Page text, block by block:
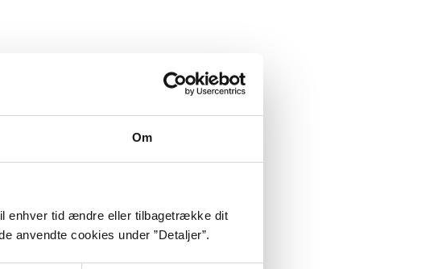
Om
enhver tid ændre eller tilbagetrække dit
anvendte cookies under ”Detaljer”.